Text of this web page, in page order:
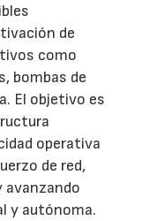
de
como
bombas de
El objetivo es
operativa
de red,
avanzando
y autónoma.